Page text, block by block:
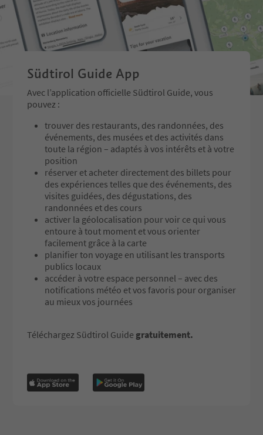
re of Bolzano/Bozen together wit
h the castle of the Prince-Bishops
of Trento, founders of the City: th
e Castle was probably destroyed b
ursions to obtain control over the
important commercial town (127
crown). At the
become the
Reinhold Messner
Südtirol Guide App
Avec l’application officielle Südtirol Guide, vous
pouvez :
trouver des restaurants, des randonnées, des
événements, des musées et des activités dans
toute la région – adaptés à vos intérêts et à votre
position
réserver et acheter directement des billets pour
des expériences telles que des événements, des
visites guidées, des dégustations, des
randonnées et des cours
activer la géolocalisation pour voir ce qui vous
entoure à tout moment et vous orienter
facilement grâce à la carte
planifier ton voyage en utilisant les transports
publics locaux
accéder à votre espace personnel – avec des
notifications météo et vos favoris pour organiser
au mieux vos journées
Téléchargez Südtirol Guide gratuitement.